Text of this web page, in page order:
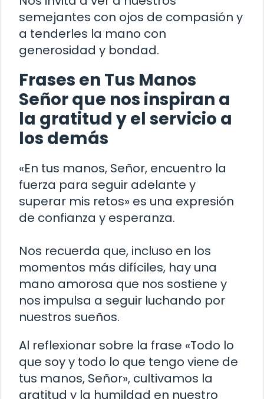
semejantes con ojos de compasión y
a tenderles la mano con
generosidad y bondad.
Frases en Tus Manos
Señor que nos inspiran a
la gratitud y el servicio a
los demás
«En tus manos, Señor, encuentro la
fuerza para seguir adelante y
superar mis retos» es una expresión
de confianza y esperanza.
Nos recuerda que, incluso en los
momentos más difíciles, hay una
mano amorosa que nos sostiene y
nos impulsa a seguir luchando por
nuestros sueños.
Al reflexionar sobre la frase «Todo lo
que soy y todo lo que tengo viene de
tus manos, Señor», cultivamos la
gratitud y la humildad en nuestro